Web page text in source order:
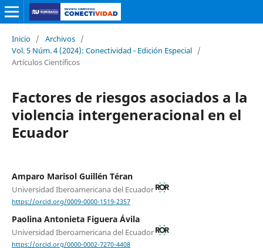
Inicio / Archivos /
Vol. 5 Núm. 4 (2024): Conectividad - Edición Especial /
Artículos Científicos
Factores de riesgos asociados a la
violencia intergeneracional en el
Ecuador
Amparo Marisol Guillén Téran
Universidad Iberoamericana del Ecuador
https://orcid.org/0009-0000-1519-2357
Paolina Antonieta Figuera Ávila
Universidad Iberoamericana del Ecuador
https://orcid.org/0000-0002-7270-4408